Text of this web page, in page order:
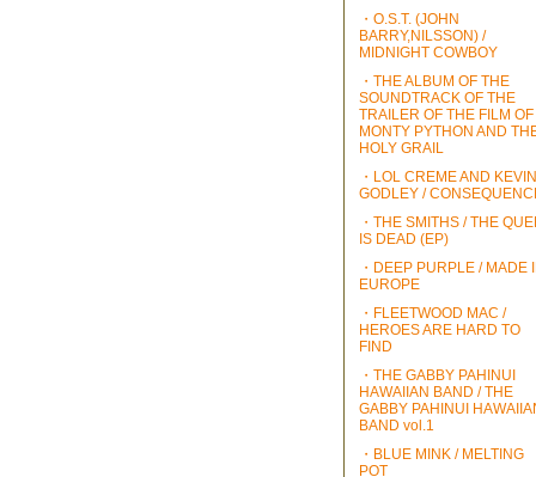
・O.S.T. (JOHN
BARRY,NILSSON) /
MIDNIGHT COWBOY
・THE ALBUM OF THE
SOUNDTRACK OF THE
TRAILER OF THE FILM OF
MONTY PYTHON AND
HOLY GRAIL
・LOL CREME AND KEVIN
GODLEY /
・THE SMITHS / THE
IS DEAD (EP)
・DEEP PURPLE / MADE
EUROPE
・FLEETWOOD MAC /
HEROES ARE HARD TO
FIND
・THE GABBY PAHINUI
HAWAIIAN BAND / THE
GABBY PAHINUI
BAND vol.1
・BLUE MINK / MELTING
POT